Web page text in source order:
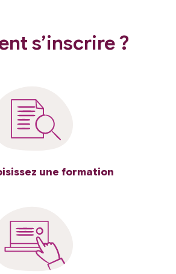
s’inscrire ?
une formation